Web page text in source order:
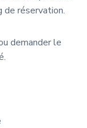
de réservation.
demander le